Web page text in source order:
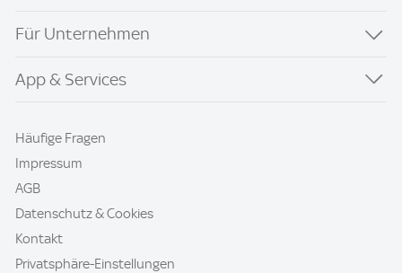
Für Unternehmen
App & Services
Häufige Fragen
Impressum
AGB
Datenschutz & Cookies
Kontakt
Privatsphäre-Einstellungen